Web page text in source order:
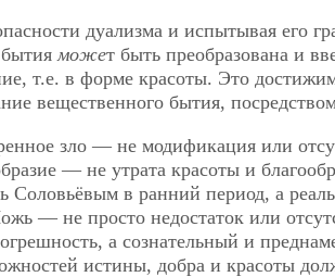
дуализма и испытывая его
может быть преобразована и
т.е. в форме красоты. Это
вещественного бытия,
зло — не модификация или
— не утрата красоты и
Соловьёвым в ранний период, а
— не просто недостаток или
а сознательный и
истины, добра и красоты